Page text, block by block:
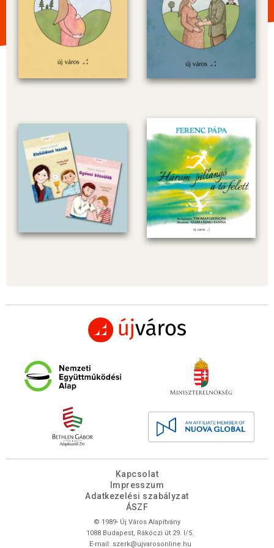
Kapcsolat
Impresszum
Adatkezelési szabályzat
ÁSZF
© 1989- Új Város Alapítvány
1088 Budapest, Rákóczi út 29. I/5.
E-mail: szerk@ujvarosonline.hu